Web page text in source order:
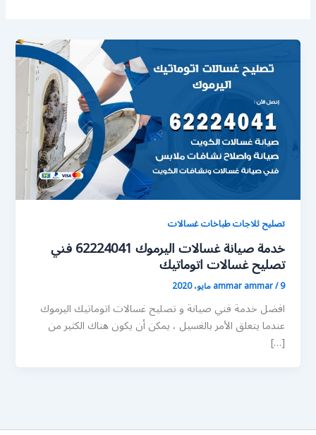
تصليح ثلاجات طباخات غسالات
خدمة صيانة غسالات اليرموك 62224041 فني
تصليح غسالات اتوماتيك
ammar ammar/9 مايو، 2020
افضل خدمة فني صيانة و تصليح غسالات اتوماتيك اليرموك
عندما يتعلق الأمر بالغسيل ، يمكن أن يكون هناك الكثير من
[…]